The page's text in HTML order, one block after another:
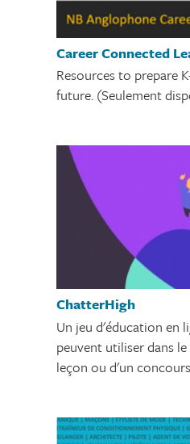
Career Connected
Resources to prepare
future. (Seulement
ChatterHigh
Un jeu d'éducation en
peuvent utiliser dans
leçon ou d'un